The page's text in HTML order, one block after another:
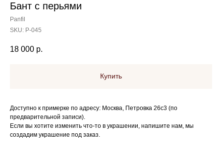
Бант с перьями
Panfil
SKU: P-045
18 000 р.
Купить
Доступно к примерке по адресу: Москва, Петровка 26с3 (по
предварительной записи).
Если вы хотите изменить что-то в украшении, напишите нам, мы
создадим украшение под заказ.